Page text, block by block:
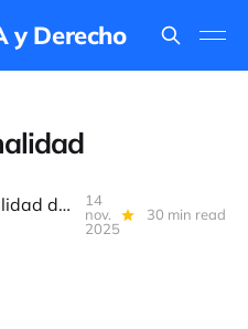
y Derecho
¿Cambia la personalidad de ChatGPT una respuesta legal?
14
nov.
2025
30 min read